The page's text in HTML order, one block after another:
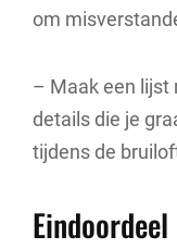
om
– Maak een
details die je
tijdens de
Eindoordeel